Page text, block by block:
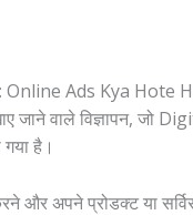
Ads Kya Hote
जाने वाले विज्ञापन,
है।
और अपने प्रोडक्ट या